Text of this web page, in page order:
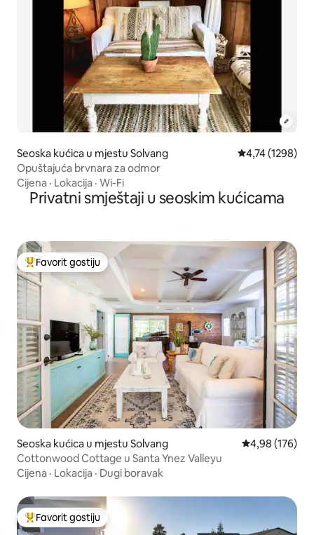
Seoska kućica u mjestu Solvang Prosječna
4,74 (1298)
Opuštajuća brvnara za odmor
Cijena · Lokacija · Wi-Fi
Privatni smještaji u seoskim kućicama
Glavni favorit gostiju
Favorit gostiju
Seoska kućica u mjestu Solvang Prosječna
4,98 (176)
Cottonwood Cottage u Santa Ynez Valleyu
Cijena · Lokacija · Dugi boravak
Glavni favorit gostiju
Favorit gostiju